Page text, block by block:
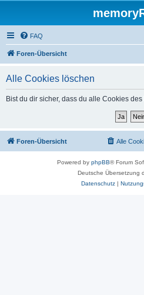
FAQ
Foren-Übersicht
Alle Cookies löschen
Bist du dir sicher, dass du alle Cookies
Foren-Übersicht Alle
Powered by phpBB® Forum
Deutsche Übersetzung
Datenschutz|